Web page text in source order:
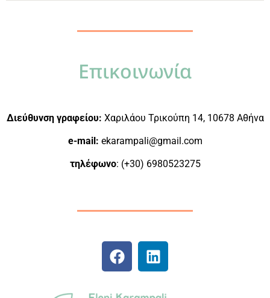
Επικοινωνία
Διεύθυνση γραφείου: Χαριλάου Τρικούπη 14, 10678 Αθήνα
e-mail: ekarampali@gmail.com
τηλέφωνο: (+30) 6980523275